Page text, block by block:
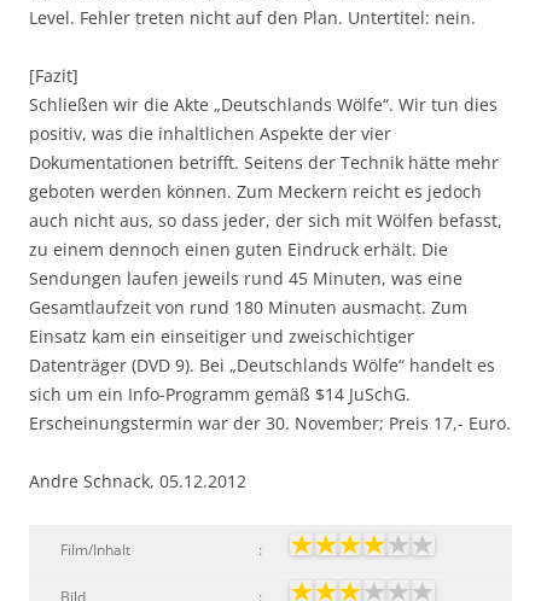
Level. Fehler treten nicht auf den Plan. Untertitel: nein.
[Fazit]
Schließen wir die Akte „Deutschlands Wölfe“. Wir tun dies
positiv, was die inhaltlichen Aspekte der vier
Dokumentationen betrifft. Seitens der Technik hätte mehr
geboten werden können. Zum Meckern reicht es jedoch
auch nicht aus, so dass jeder, der sich mit Wölfen befasst,
zu einem dennoch einen guten Eindruck erhält. Die
Sendungen laufen jeweils rund 45 Minuten, was eine
Gesamtlaufzeit von rund 180 Minuten ausmacht. Zum
Einsatz kam ein einseitiger und zweischichtiger
Datenträger (DVD 9). Bei „Deutschlands Wölfe“ handelt es
sich um ein Info-Programm gemäß $14 JuSchG.
Erscheinungstermin war der 30. November; Preis 17,- Euro.
Andre Schnack, 05.12.2012
Film/Inhalt :
Bild :